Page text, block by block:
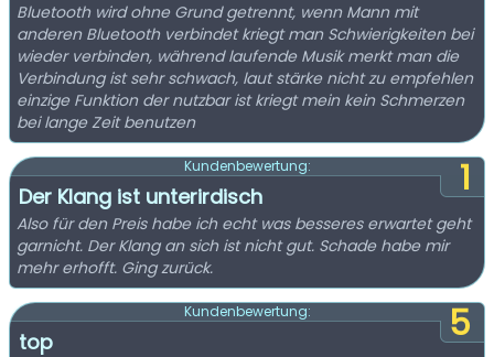
Bluetooth wird ohne Grund getrennt, wenn Mann mit
anderen Bluetooth verbindet kriegt man Schwierigkeiten bei
wieder verbinden, während laufende Musik merkt man die
Verbindung ist sehr schwach, laut stärke nicht zu empfehlen
einzige Funktion der nutzbar ist kriegt mein kein Schmerzen
bei lange Zeit benutzen
1
Kundenbewertung:
Der Klang ist unterirdisch
Also für den Preis habe ich echt was besseres erwartet geht
garnicht. Der Klang an sich ist nicht gut. Schade habe mir
mehr erhofft. Ging zurück.
5
Kundenbewertung:
top